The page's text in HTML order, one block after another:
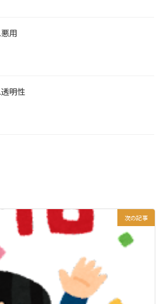
用
明性
次の記事